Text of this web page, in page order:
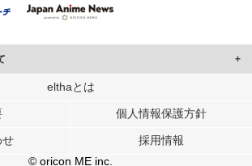
を使用して、ユーザーに合わせたコンテンツや広告の
ータ解析の各パートナーに提供しています。
報とユーザーが各パートナーに提供した他の情報や、
elthaとは
個人情報保護方針
せ
採用情報
© oricon ME inc.